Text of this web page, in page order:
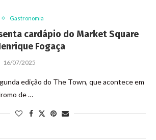
Gastronomia
cardápio do Market Square
Fogaça
16/07/2025
edição do The Town, que acontece em
de …